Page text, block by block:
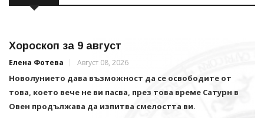
Хороскоп за 9 август
Елена Фотева Август 08, 2026
Новолунието дава възможност да се освободите от
това, което вече не ви пасва, през това време Сатурн в
Овен продължава да изпитва смелостта ви.